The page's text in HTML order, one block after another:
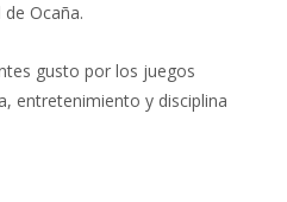
Ocaña.
gusto por los juegos
entretenimiento y disciplina